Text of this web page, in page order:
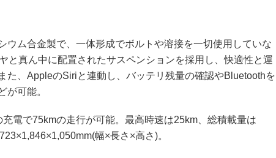
ウム合金製で、一体形成でボルトや溶接を一切使用していな
と真ん中に配置されたサスペンションを採用し、快適性と運
た、AppleのSiriと連動し、バッテリ残量の確認やBluetoothを
が可能。
電で75kmの走行が可能。最高時速は25km、総積載量は
幅×長さ×高さ)。